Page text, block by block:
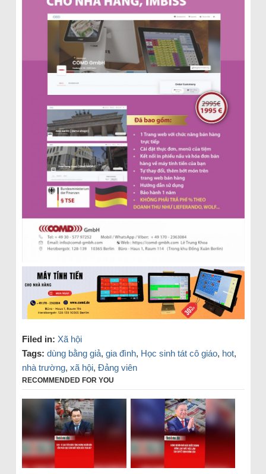
Filed in: Xã hội
Tags: dùng bằng giả, gia đình, Học sinh tát cô giáo, hot,
nhà trường, xã hội, Đảng viên
RECOMMENDED FOR YOU